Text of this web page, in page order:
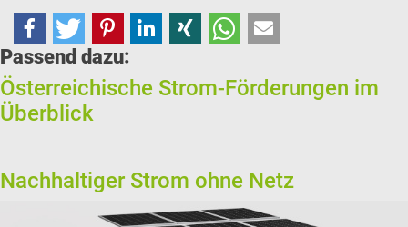
Passend dazu:
Österreichische Strom-Förderungen im
Überblick
Nachhaltiger Strom ohne Netz